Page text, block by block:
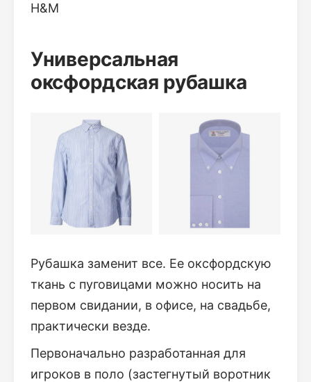
H&M
Универсальная
оксфордская рубашка
Рубашка заменит все. Ее оксфордскую
ткань с пуговицами можно носить на
первом свидании, в офисе, на свадьбе,
практически везде.
Первоначально разработанная для
игроков в поло (застегнутый воротник